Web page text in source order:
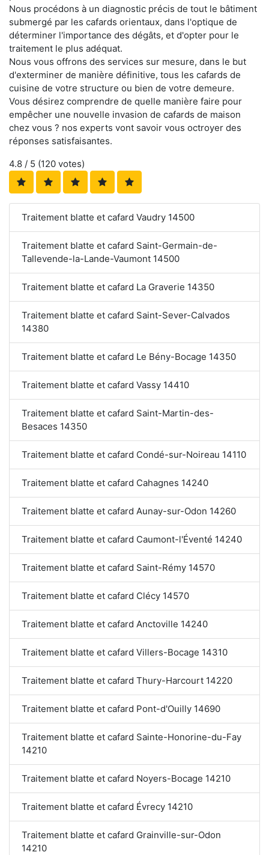
Nous procédons à un diagnostic précis de tout le bâtiment
submergé par les cafards orientaux, dans l'optique de
déterminer l'importance des dégâts, et d'opter pour le
traitement le plus adéquat.
Nous vous offrons des services sur mesure, dans le but
d'exterminer de manière définitive, tous les cafards de
cuisine de votre structure ou bien de votre demeure.
Vous désirez comprendre de quelle manière faire pour
empêcher une nouvelle invasion de cafards de maison
chez vous ? nos experts vont savoir vous octroyer des
réponses satisfaisantes.
4.8 / 5 (120 votes)
Traitement blatte et cafard Vaudry 14500
Traitement blatte et cafard Saint-Germain-de-
Tallevende-la-Lande-Vaumont 14500
Traitement blatte et cafard La Graverie 14350
Traitement blatte et cafard Saint-Sever-Calvados
14380
Traitement blatte et cafard Le Bény-Bocage 14350
Traitement blatte et cafard Vassy 14410
Traitement blatte et cafard Saint-Martin-des-
Besaces 14350
Traitement blatte et cafard Condé-sur-Noireau 14110
Traitement blatte et cafard Cahagnes 14240
Traitement blatte et cafard Aunay-sur-Odon 14260
Traitement blatte et cafard Caumont-l'Éventé 14240
Traitement blatte et cafard Saint-Rémy 14570
Traitement blatte et cafard Clécy 14570
Traitement blatte et cafard Anctoville 14240
Traitement blatte et cafard Villers-Bocage 14310
Traitement blatte et cafard Thury-Harcourt 14220
Traitement blatte et cafard Pont-d'Ouilly 14690
Traitement blatte et cafard Sainte-Honorine-du-Fay
14210
Traitement blatte et cafard Noyers-Bocage 14210
Traitement blatte et cafard Évrecy 14210
Traitement blatte et cafard Grainville-sur-Odon
14210